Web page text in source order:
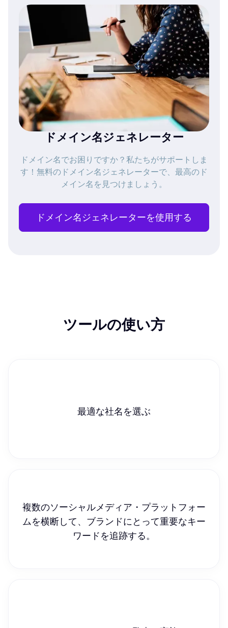
ドメイン名ジェネレーター
ドメイン名でお困りですか？私たちがサポートしま
す！無料のドメイン名ジェネレーターで、最高のド
メイン名を見つけましょう。
ドメイン名ジェネレーターを使用する
ツールの使い方
最適な社名を選ぶ
複数のソーシャルメディア・プラットフォー
ムを横断して、ブランドにとって重要なキー
ワードを追跡する。